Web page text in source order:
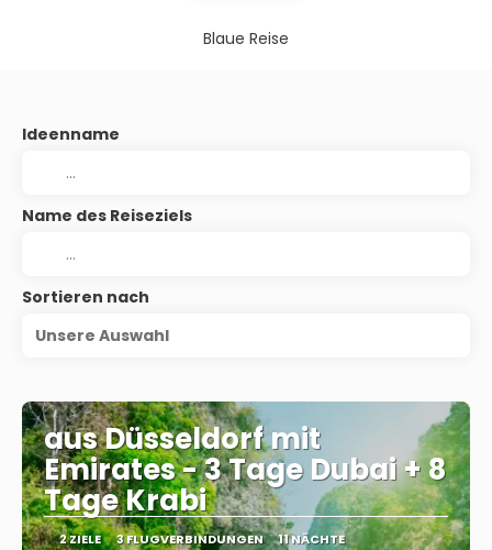
Blaue Reise
Ideenname
Name des Reiseziels
Sortieren nach
Unsere Auswahl
aus Düsseldorf mit
Emirates - 3 Tage Dubai + 8
Tage Krabi
2 ZIELE 3 FLUGVERBINDUNGEN 11 NÄCHTE